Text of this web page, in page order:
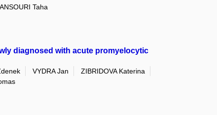
Taha
diagnosed with acute promyelocytic
VYDRA Jan
ZIBRIDOVA Katerina